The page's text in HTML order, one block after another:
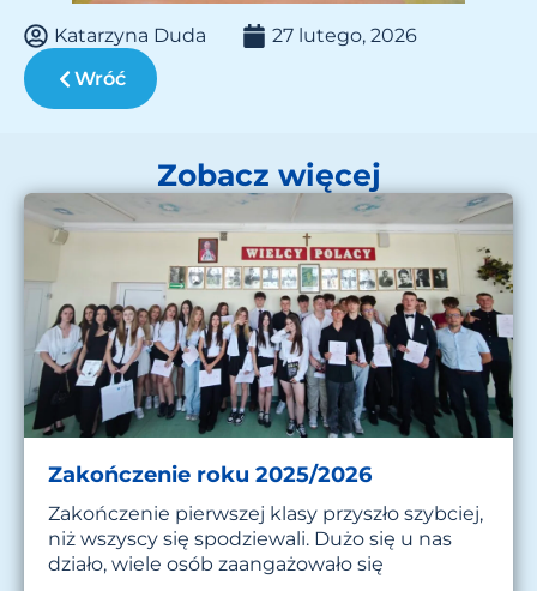
Katarzyna Duda
27 lutego, 2026
Wróć
Zobacz więcej
Zakończenie roku 2025/2026
Zakończenie pierwszej klasy przyszło szybciej,
niż wszyscy się spodziewali. Dużo się u nas
działo, wiele osób zaangażowało się